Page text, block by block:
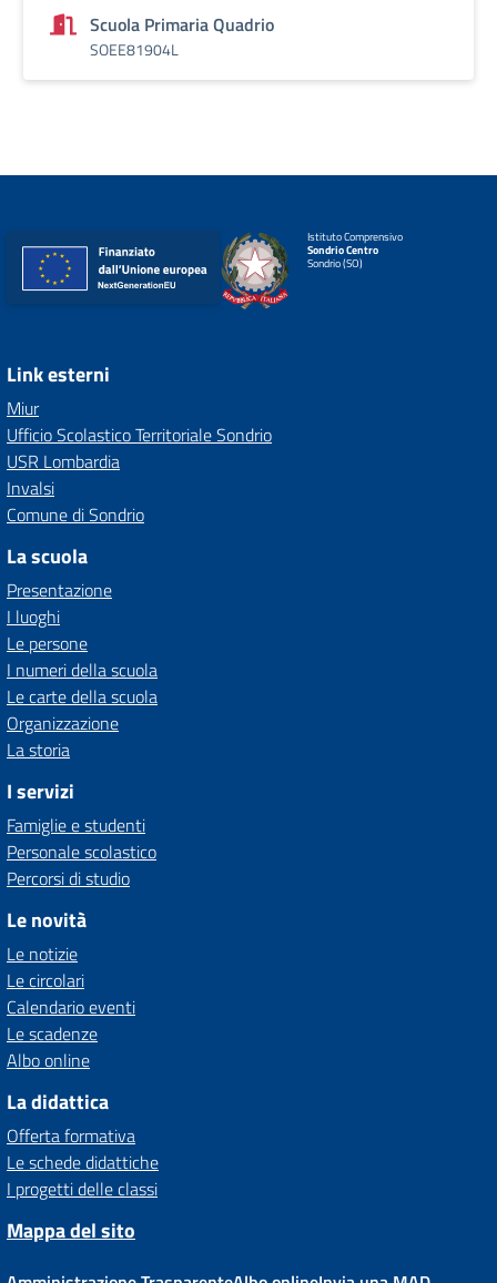
Scuola Primaria Quadrio
SOEE81904L
Istituto Comprensivo
Sondrio Centro
Sondrio (SO)
Link esterni
Miur
Ufficio Scolastico Territoriale Sondrio
USR Lombardia
Invalsi
Comune di Sondrio
La scuola
Presentazione
I luoghi
Le persone
I numeri della scuola
Le carte della scuola
Organizzazione
La storia
I servizi
Famiglie e studenti
Personale scolastico
Percorsi di studio
Le novità
Le notizie
Le circolari
Calendario eventi
Le scadenze
Albo online
La didattica
Offerta formativa
Le schede didattiche
I progetti delle classi
Mappa del sito